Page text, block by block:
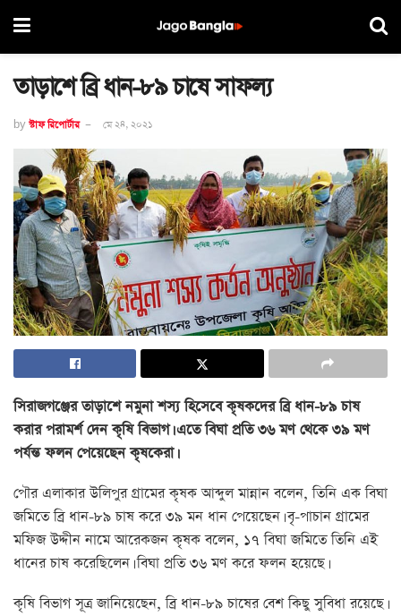
তাড়াশে ব্রি ধান-৮৯ চাষে সাফল্য
by স্টাফ রিপোর্টার মে ২৪, ২০২১
সিরাজগঞ্জের তাড়াশে নমুনা শস্য হিসেবে কৃষকদের ব্রি ধান-৮৯ চাষ
করার পরামর্শ দেন কৃষি বিভাগ। এতে বিঘা প্রতি ৩৬ মণ থেকে ৩৯ মণ
পর্যন্ত ফলন পেয়েছেন কৃষকেরা।
পৌর এলাকার উলিপুর গ্রামের কৃষক আব্দুল মান্নান বলেন, তিনি এক বিঘা
জমিতে ব্রি ধান-৮৯ চাষ করে ৩৯ মন ধান পেয়েছেন। বৃ-পাচান গ্রামের
মফিজ উদ্দীন নামে আরেকজন কৃষক বলেন, ১৭ বিঘা জমিতে তিনি এই
ধানের চাষ করেছিলেন। বিঘা প্রতি ৩৬ মণ করে ফলন হয়েছে।
কৃষি বিভাগ সূত্র জানিয়েছেন, ব্রি ধান-৮৯ চাষের বেশ কিছু সুবিধা রয়েছে।